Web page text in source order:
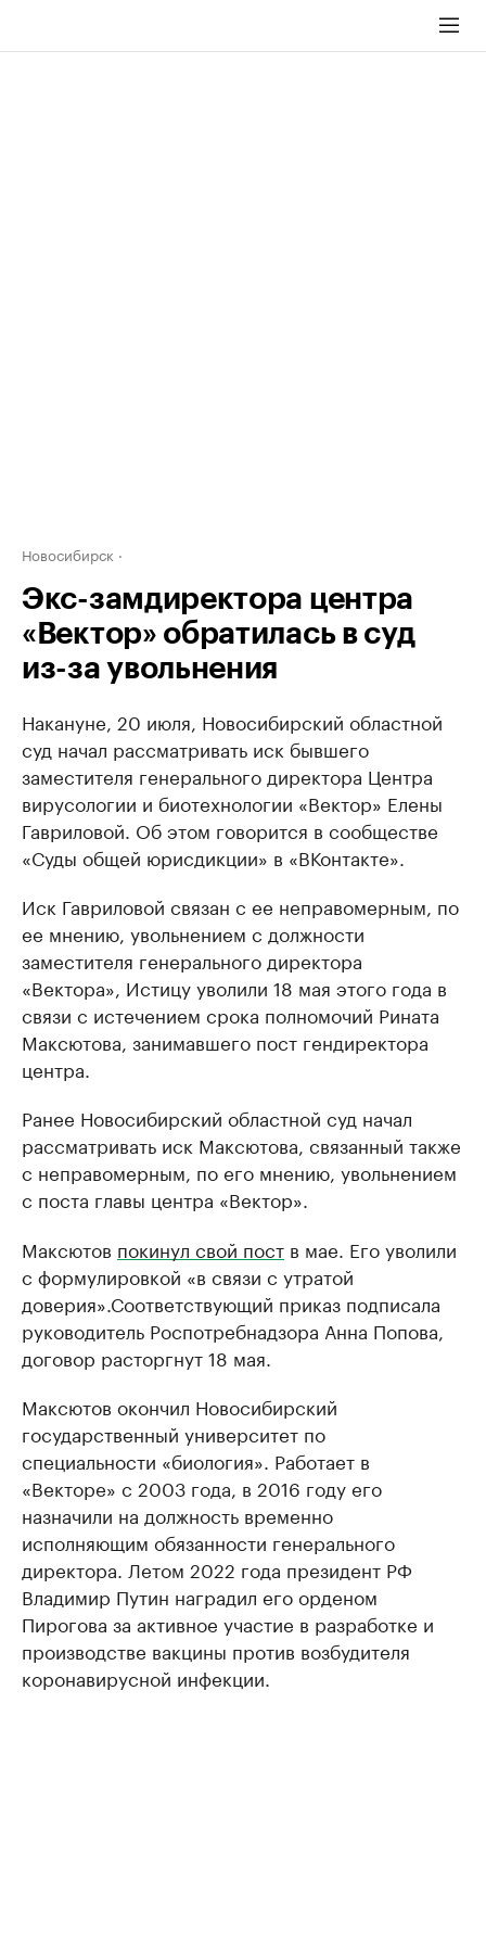
Новосибирск
Экс-замдиректора центра
«Вектор» обратилась в суд
из-за увольнения
Накануне, 20 июля, Новосибирский областной
суд начал рассматривать иск бывшего
заместителя генерального директора Центра
вирусологии и биотехнологии «Вектор» Елены
Гавриловой. Об этом говорится в сообществе
«Суды общей юрисдикции» в «ВКонтакте».
Иск Гавриловой связан с ее неправомерным, по
ее мнению, увольнением с должности
заместителя генерального директора
«Вектора», Истицу уволили 18 мая этого года в
связи с истечением срока полномочий Рината
Максютова, занимавшего пост гендиректора
центра.
Ранее Новосибирский областной суд начал
рассматривать иск Максютова, связанный также
с неправомерным, по его мнению, увольнением
с поста главы центра «Вектор».
Максютов покинул свой пост в мае. Его уволили
с формулировкой «в связи с утратой
доверия».Соответствующий приказ подписала
руководитель Роспотребнадзора Анна Попова,
договор расторгнут 18 мая.
Максютов окончил Новосибирский
государственный университет по
специальности «биология». Работает в
«Векторе» с 2003 года, в 2016 году его
назначили на должность временно
исполняющим обязанности генерального
директора. Летом 2022 года президент РФ
Владимир Путин наградил его орденом
Пирогова за активное участие в разработке и
производстве вакцины против возбудителя
коронавирусной инфекции.